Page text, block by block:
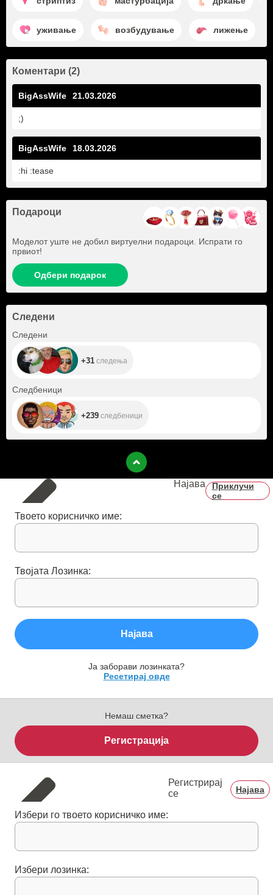
уживање возбудување лижење
Коментари (2)
BigAssWife 21.03.2026
;)
BigAssWife 18.03.2026
:hi :tease
Подароци
Моделот уште не добил виртуелни подароци. Испрати го
првиот!
Одбери подарок
Следени
Следени
+31 следења
Следбеници
+239 следбеници
Најава
Приклучи
се
Твоето корисничко име:
Твојата Лозинка:
Најава
Ја заборави лозинката?
Ресетирај овде
Немаш сметка?
Регистрација
Регистрирај
се
Најава
Избери го твоето корисничко име:
Избери лозинка: